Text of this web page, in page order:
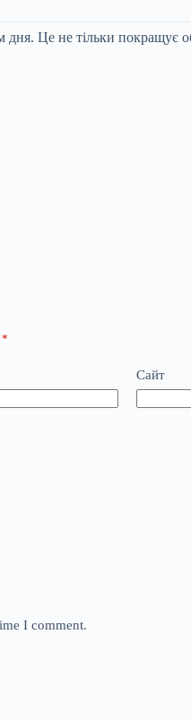
дня. Це не тільки покращує
*
Сайт
I comment.